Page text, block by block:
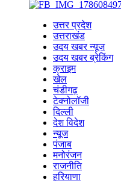
उत्तर प्रदेश
उत्तराखंड
उदय खबर न्यूज
उदय खबर ब्रेकिंग
क्राइम
खेल
चंडीगढ़
टेक्नोलॉजी
दिल्ली
देश विदेश
न्यूज
पंजाब
मनोरंजन
राजनीति
हरियाणा